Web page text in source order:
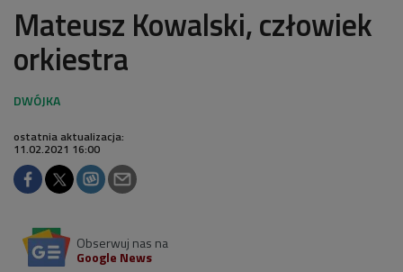
Mateusz Kowalski, człowiek
orkiestra
ostatnia aktualizacja:
11.02.2021 16:00
Obserwuj nas na
Google News